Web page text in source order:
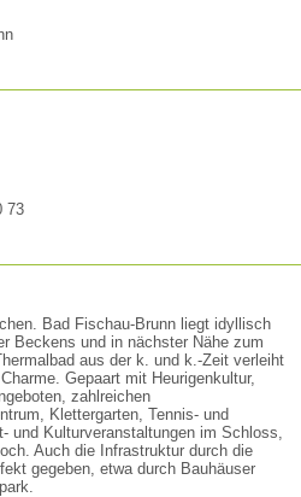
73
Bad Fischau-Brunn liegt idyllisch
Beckens und in nächster Nähe zum
aus der k. und k.-Zeit verleiht
Gepaart mit Heurigenkultur,
zahlreichen
Klettergarten, Tennis- und
und Kulturveranstaltungen im Schloss,
Auch die Infrastruktur durch die
gegeben, etwa durch Bauhäuser